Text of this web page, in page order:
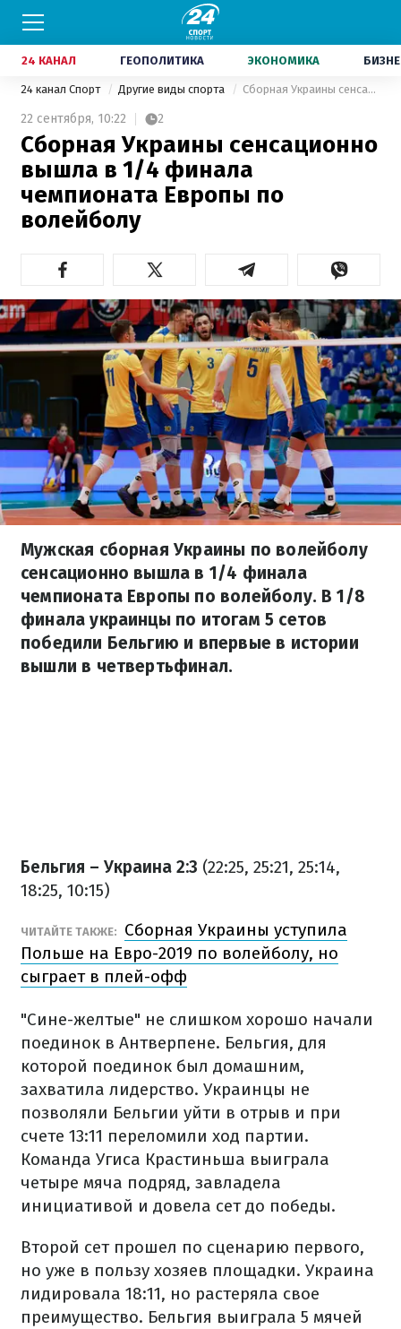
24 КАНАЛ ГЕОПОЛИТИКА ЭКОНОМИКА
24 канал Спорт Другие виды спорта Сборная Украины сенсационно вышла в 1/4 финала чемпионата Европы по волейболу
22 сентября, 10:22 2
Сборная Украины сенсационно
вышла в 1/4 финала
чемпионата Европы по
волейболу
Мужская сборная Украины по волейболу
сенсационно вышла в 1/4 финала
чемпионата Европы по волейболу. В 1/8
финала украинцы по итогам 5 сетов
победили Бельгию и впервые в истории
вышли в четвертьфинал.
Бельгия – Украина 2:3 (22:25, 25:21, 25:14,
18:25, 10:15)
ЧИТАЙТЕ ТАКЖЕ:
Сборная Украины уступила
Польше на Евро-2019 по волейболу, но
сыграет в плей-офф
"Сине-желтые" не слишком хорошо начали
поединок в Антверпене. Бельгия, для
которой поединок был домашним,
захватила лидерство. Украинцы не
позволяли Бельгии уйти в отрыв и при
счете 13:11 переломили ход партии.
Команда Угиса Крастиньша выиграла
четыре мяча подряд, завладела
инициативой и довела сет до победы.
Второй сет прошел по сценарию первого,
но уже в пользу хозяев площадки. Украина
лидировала 18:11, но растеряла свое
преимущество. Бельгия выиграла 5 мячей